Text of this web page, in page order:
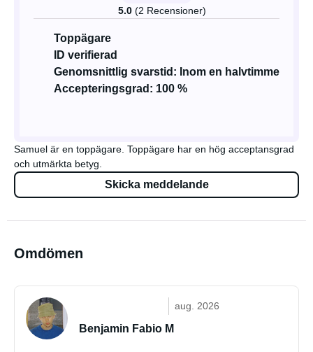
5.0 (2 Recensioner)
Toppägare
ID verifierad
Genomsnittlig svarstid: Inom en halvtimme
Accepteringsgrad: 100 %
Samuel är en toppägare. Toppägare har en hög acceptansgrad
och utmärkta betyg.
Skicka meddelande
Omdömen
aug. 2026
Benjamin Fabio M